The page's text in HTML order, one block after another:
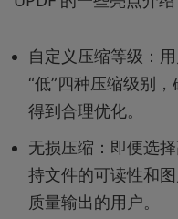
自定义压缩等级：用
“低”四种压缩级别
得到合理优化。
无损压缩：即便选
持文件的可读性和
质量输出的用户。